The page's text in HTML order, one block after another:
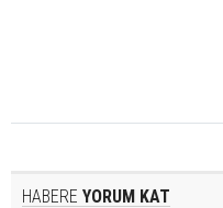
HABERE YORUM KAT